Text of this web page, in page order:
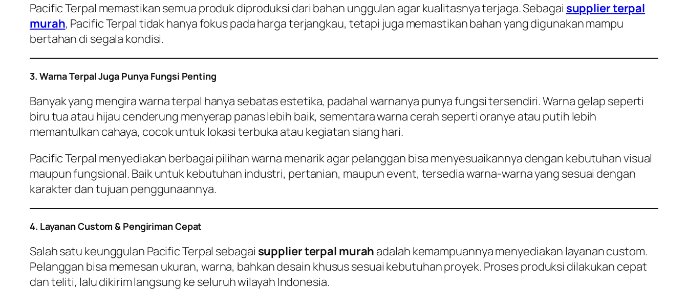
Pacific Terpal memastikan semua produk diproduksi dari bahan unggulan agar kualitasnya terjaga. Sebagai supplier terpal
murah, Pacific Terpal tidak hanya fokus pada harga terjangkau, tetapi juga memastikan bahan yang digunakan mampu
bertahan di segala kondisi.
3. Warna Terpal Juga Punya Fungsi Penting
Banyak yang mengira warna terpal hanya sebatas estetika, padahal warnanya punya fungsi tersendiri. Warna gelap seperti
biru tua atau hijau cenderung menyerap panas lebih baik, sementara warna cerah seperti oranye atau putih lebih
memantulkan cahaya, cocok untuk lokasi terbuka atau kegiatan siang hari.
Pacific Terpal menyediakan berbagai pilihan warna menarik agar pelanggan bisa menyesuaikannya dengan kebutuhan visual
maupun fungsional. Baik untuk kebutuhan industri, pertanian, maupun event, tersedia warna-warna yang sesuai dengan
karakter dan tujuan penggunaannya.
4. Layanan Custom & Pengiriman Cepat
Salah satu keunggulan Pacific Terpal sebagai supplier terpal murah adalah kemampuannya menyediakan layanan custom.
Pelanggan bisa memesan ukuran, warna, bahkan desain khusus sesuai kebutuhan proyek. Proses produksi dilakukan cepat
dan teliti, lalu dikirim langsung ke seluruh wilayah Indonesia.